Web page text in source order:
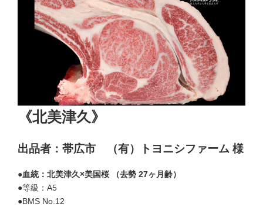
《北美津久》
出品者：帯広市 （有）トヨニシファーム 様
●血統：北美津久×美国桜 （去勢 27ヶ月齢）
●等級：A5
●BMS No.12